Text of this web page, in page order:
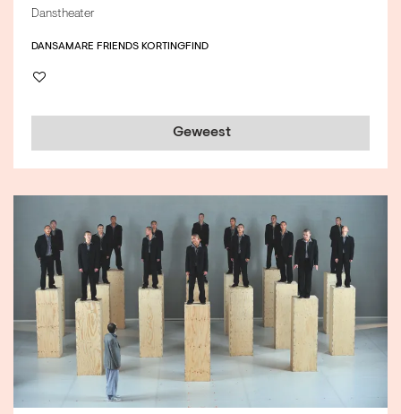
Danstheater
DANSAMARE FRIENDS KORTINGFIND
Geweest